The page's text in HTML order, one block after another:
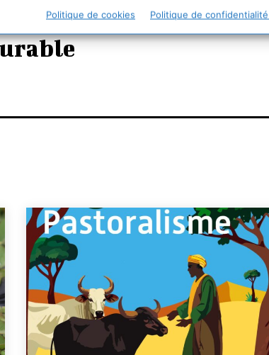
Politique de cookies Politique de confidentialité